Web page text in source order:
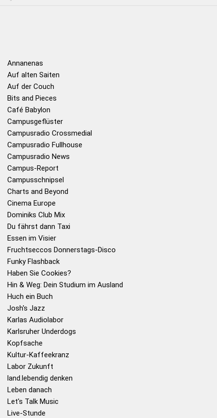
Annanenas
Auf alten Saiten
Auf der Couch
Bits and Pieces
Café Babylon
Campusgeflüster
Campusradio Crossmedial
Campusradio Fullhouse
Campusradio News
Campus-Report
Campusschnipsel
Charts and Beyond
Cinema Europe
Dominiks Club Mix
Du fährst dann Taxi
Essen im Visier
Fruchtseccos Donnerstags-Disco
Funky Flashback
Haben Sie Cookies?
Hin & Weg: Dein Studium im Ausland
Huch ein Buch
Josh's Jazz
Karlas Audiolabor
Karlsruher Underdogs
Kopfsache
Kultur-Kaffeekranz
Labor Zukunft
land.lebendig denken
Leben danach
Let's Talk Music
Live-Stunde